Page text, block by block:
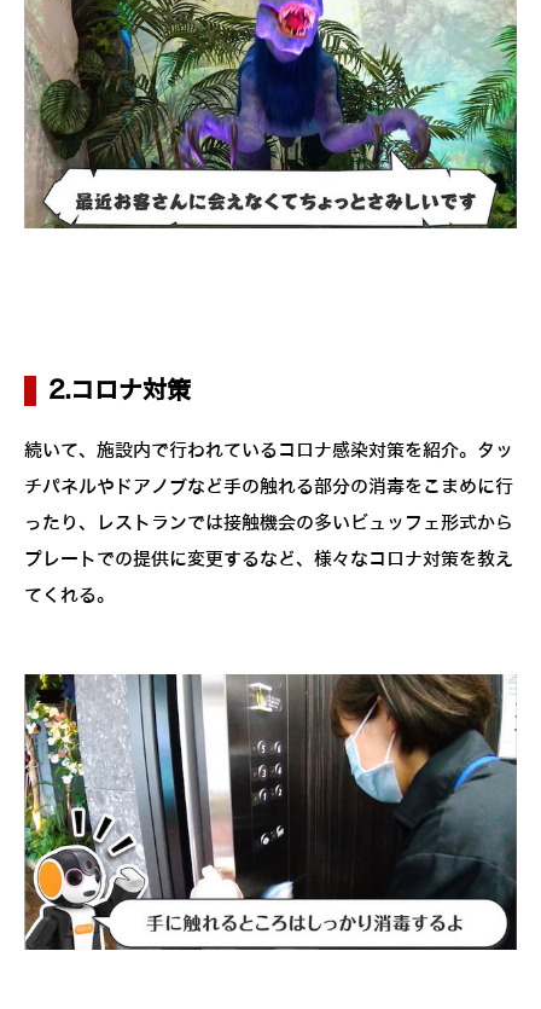
2.コロナ対策
続いて、施設内で行われているコロナ感染対策を紹介。タッ
チパネルやドアノブなど手の触れる部分の消毒をこまめに行
ったり、レストランでは接触機会の多いビュッフェ形式から
プレートでの提供に変更するなど、様々なコロナ対策を教え
てくれる。